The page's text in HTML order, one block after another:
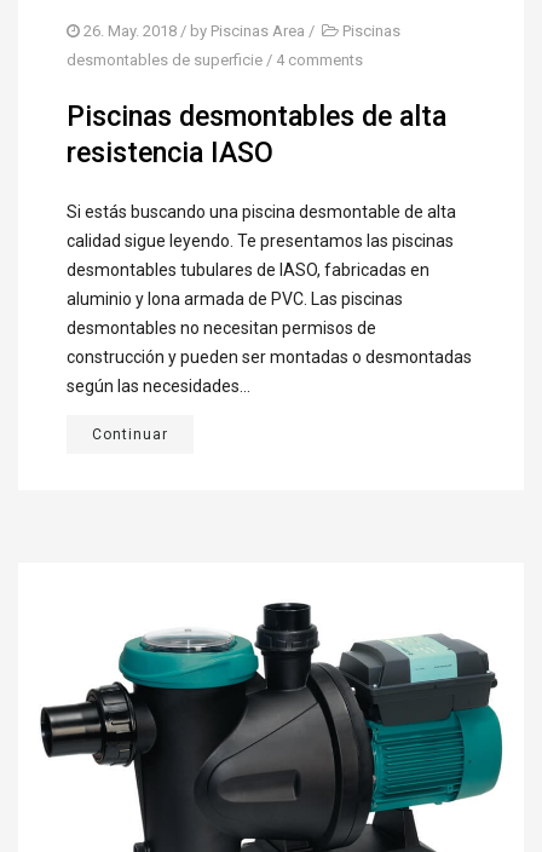
26. May. 2018 / by Piscinas Area /
Piscinas
desmontables de superficie / 4 comments
Piscinas desmontables de alta
resistencia IASO
Si estás buscando una piscina desmontable de alta
calidad sigue leyendo. Te presentamos las piscinas
desmontables tubulares de IASO, fabricadas en
aluminio y lona armada de PVC. Las piscinas
desmontables no necesitan permisos de
construcción y pueden ser montadas o desmontadas
según las necesidades...
Continuar